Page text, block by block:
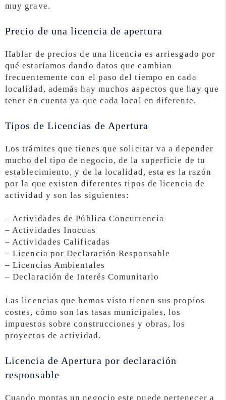
muy grave.
Precio de una licencia de apertura
Hablar de precios de una licencia es arriesgado por
qué estaríamos dando datos que cambian
frecuentemente con el paso del tiempo en cada
localidad, además hay muchos aspectos que hay que
tener en cuenta ya que cada local en diferente.
Tipos de Licencias de Apertura
Los trámites que tienes que solicitar va a depender
mucho del tipo de negocio, de la superficie de tu
establecimiento, y de la localidad, esta es la razón
por la que existen diferentes tipos de licencia de
actividad y son las siguientes:
– Actividades de Pública Concurrencia
– Actividades Inocuas
– Actividades Calificadas
– Licencia por Declaración Responsable
– Licencias Ambientales
– Declaración de Interés Comunitario
Las licencias que hemos visto tienen sus propios
costes, cómo son las tasas municipales, los
impuestos sobre construcciones y obras, los
proyectos de actividad.
Licencia de Apertura por declaración
responsable
Cuando montas un negocio este puede pertenecer a